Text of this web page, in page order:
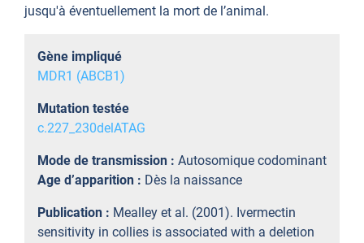
jusqu'à éventuellement la mort de l’animal.
Gène impliqué
MDR1 (ABCB1)
Mutation testée
c.227_230delATAG
Mode de transmission : Autosomique codominant
Age d’apparition : Dès la naissance
Publication : Mealley et al. (2001). Ivermectin
sensitivity in collies is associated with a deletion